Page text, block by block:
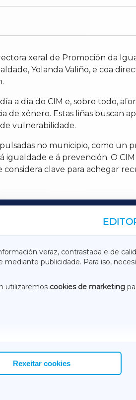
xeral de Promoción da
Yolanda Valiño, e coa
día do CIM e, sobre todo,
xénero. Estas liñas buscan
vulnerabilidade.
no municipio, como un
e á prevención. O
clave para achegar
veraz, contrastada e de
mediante publicidade. Para iso,
utilizaremos cookies de marketing
Rexeitar cookies
TERRACHAXA
ACORUÑAXA